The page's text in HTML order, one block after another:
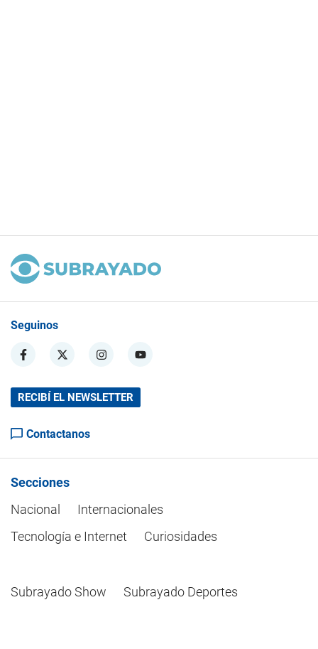
Seguinos
RECIBÍ EL NEWSLETTER
Contactanos
Secciones
Nacional
Internacionales
Tecnología e Internet
Curiosidades
Subrayado Show Subrayado Deportes